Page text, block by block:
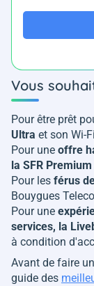
Vous
Pour être prêt
Ultra et son Wi-
Pour une offre
la SFR Premium
Pour les férus
Bouygues
Pour une
services, la
à condition
Avant de faire
guide des